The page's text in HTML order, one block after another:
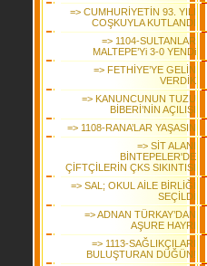
=> CUMHURİYETİN 93. YILI
COŞKUYLA KUTLANDI
=> 1104-SULTANLAR
MALTEPE’Yi 3-0 YENDi
=> FETHİYE’YE GELİN
VERDİK
=> KANUNCUNUN TUZU
BİBERİ’NİN AÇILIŞI
=> 1108-RANA’LAR YAŞASIN
=> SİT ALANI
BİNTEPELER'DE
ÇİFTÇİLERİN ÇKS SIKINTISI
=> SAL; OKUL AİLE BİRLİĞİ
SEÇİLDİ
=> ADNAN TÜRKAY’DAN
AŞURE HAYRI
=> 1113-SAĞLIKÇILARI
BULUŞTURAN DÜĞÜN!